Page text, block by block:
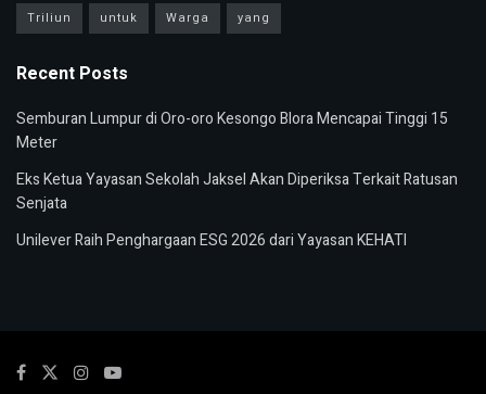
Triliun
untuk Warga yang
Recent Posts
Semburan Lumpur di Oro-oro Kesongo Blora Mencapai Tinggi 15
Meter
Eks Ketua Yayasan Sekolah Jaksel Akan Diperiksa Terkait Ratusan
Senjata
Unilever Raih Penghargaan ESG 2026 dari Yayasan KEHATI